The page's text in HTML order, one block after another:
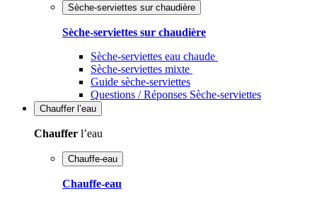
Sèche-serviettes sur chaudière
Sèche-serviettes sur chaudière
Sèche-serviettes eau chaude
Sèche-serviettes mixte
Guide sèche-serviettes
Questions / Réponses Sèche-serviettes
Chauffer l’eau
Chauffer l’eau
Chauffe-eau
Chauffe-eau